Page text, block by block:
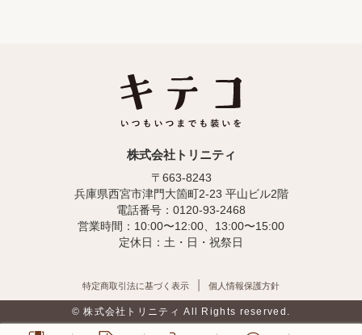
株式会社トリニティ
〒663-8243
兵庫県西宮市津門大箇町2-23 平山ビル2階
電話番号：0120-93-2468
営業時間：10:00〜12:00、13:00〜15:00
定休日：土・日・祝祭日
特定商取引法に基づく表示 個人情報保護方針
© 株式会社トリニティ All Rights reserved.